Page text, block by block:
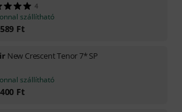
4
szállítható
Ft
New Crescent Tenor 7* SP
szállítható
Ft